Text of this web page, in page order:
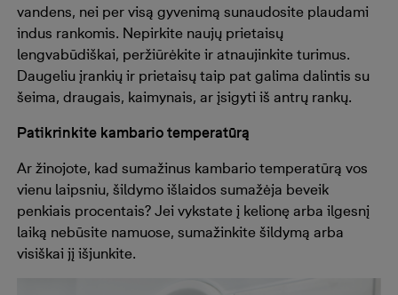
vandens, nei per visą gyvenimą sunaudosite plaudami
indus rankomis. Nepirkite naujų prietaisų
lengvabūdiškai, peržiūrėkite ir atnaujinkite turimus.
Daugeliu įrankių ir prietaisų taip pat galima dalintis su
šeima, draugais, kaimynais, ar įsigyti iš antrų rankų.
Patikrinkite kambario temperatūrą
Ar žinojote, kad sumažinus kambario temperatūrą vos
vienu laipsniu, šildymo išlaidos sumažėja beveik
penkiais procentais? Jei vykstate į kelionę arba ilgesnį
laiką nebūsite namuose, sumažinkite šildymą arba
visiškai jį išjunkite.